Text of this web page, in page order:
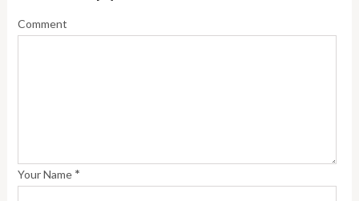
Comment
Your Name *